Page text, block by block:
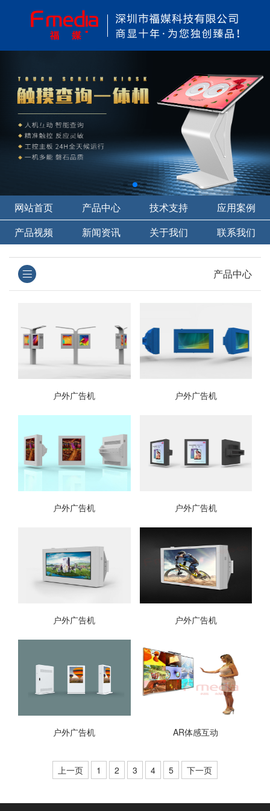
网站首页 产品中心 技术支持
应用案例
产品视频
新闻资讯 关于我们 联系我们
产品中心
户外广告机 户外广告机
户外广告机 户外广告机
户外广告机 户外广告机
户外广告机 AR体感互动
上一页 1 2 3 4 5 下一页